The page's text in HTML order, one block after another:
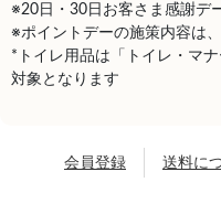
※20日・30日お客さま感謝デ
※ポイントデーの施策内容は
*トイレ用品は「トイレ・マ
対象となります
会員登録 送料に